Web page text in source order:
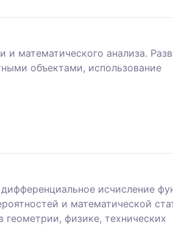
математического анализа.
объектами, использование
исчисление
и математической
физике, технических